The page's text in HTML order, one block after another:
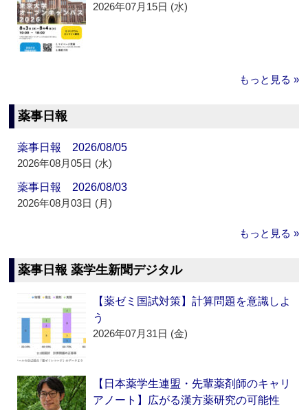
2026年07月15日 (水)
もっと見る »
薬事日報
薬事日報 2026/08/05
2026年08月05日 (水)
薬事日報 2026/08/03
2026年08月03日 (月)
もっと見る »
薬事日報 薬学生新聞デジタル
【薬ゼミ国試対策】計算問題を意識しよ
う
2026年07月31日 (金)
【日本薬学生連盟・先輩薬剤師のキャリ
アノート】広がる漢方薬研究の可能性